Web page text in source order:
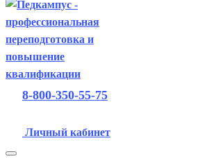
8-800-350-55-75
Личный кабинет